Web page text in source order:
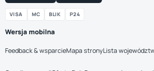
VISA MC BLIK P24
Wersja mobilna
Feedback & wsparcieMapa stronyLista